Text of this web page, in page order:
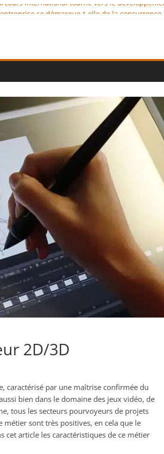
international tourné vers le
l’indépendance financière
comme moteur de coopération internationale
2D/3D
caractérisé par une maîtrise confirmée du
bien dans le domaine des jeux vidéo, de
tous les secteurs pourvoyeurs de projets
métier sont très positives, en cela que le
cet article les caractéristiques de ce métier